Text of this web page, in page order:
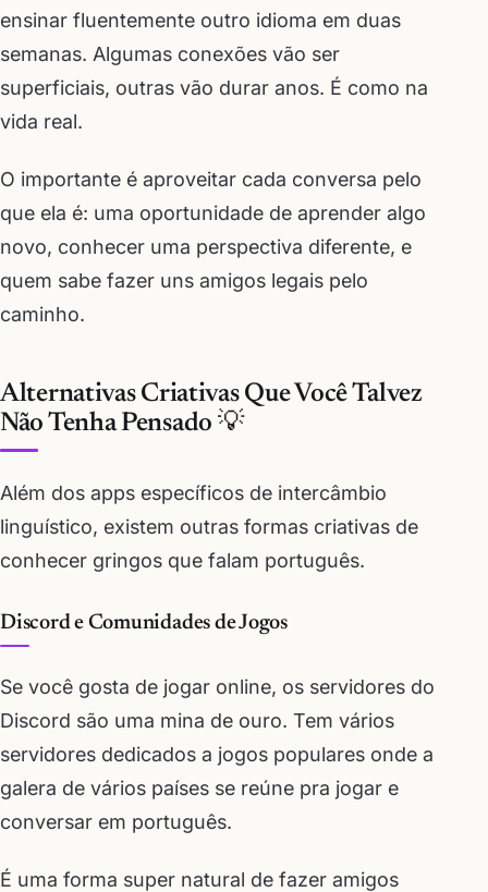
ensinar fluentemente outro idioma em duas
semanas. Algumas conexões vão ser
superficiais, outras vão durar anos. É como na
vida real.
O importante é aproveitar cada conversa pelo
que ela é: uma oportunidade de aprender algo
novo, conhecer uma perspectiva diferente, e
quem sabe fazer uns amigos legais pelo
caminho.
Alternativas Criativas Que Você Talvez
Não Tenha Pensado 💡
Além dos apps específicos de intercâmbio
linguístico, existem outras formas criativas de
conhecer gringos que falam português.
Discord e Comunidades de Jogos
Se você gosta de jogar online, os servidores do
Discord são uma mina de ouro. Tem vários
servidores dedicados a jogos populares onde a
galera de vários países se reúne pra jogar e
conversar em português.
É uma forma super natural de fazer amigos